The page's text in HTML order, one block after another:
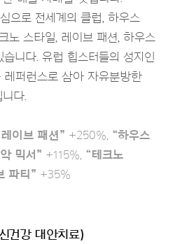
으로 전세계의 클럽, 하우스
노 스타일, 레이브 패션, 하우스
니다. 유럽 힙스터들의 성지인
레퍼런스로 삼아 자유분방한
다.
이브 패션” +250%, “하우스
믹서” +115%, “테크노
파티” +35%
건강 대안치료)